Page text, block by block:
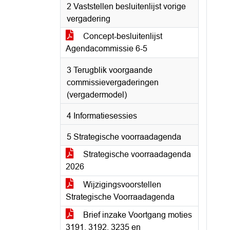
2 Vaststellen besluitenlijst vorige
vergadering
Concept-besluitenlijst
Agendacommissie 6-5
3 Terugblik voorgaande
commissievergaderingen
(vergadermodel)
4 Informatiesessies
5 Strategische voorraadagenda
Strategische voorraadagenda
2026
Wijzigingsvoorstellen
Strategische Voorraadagenda
Brief inzake Voortgang moties
3191, 3192, 3235 en